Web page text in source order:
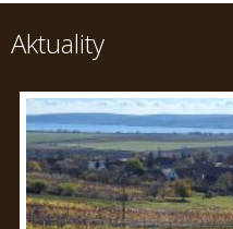
Aktuality